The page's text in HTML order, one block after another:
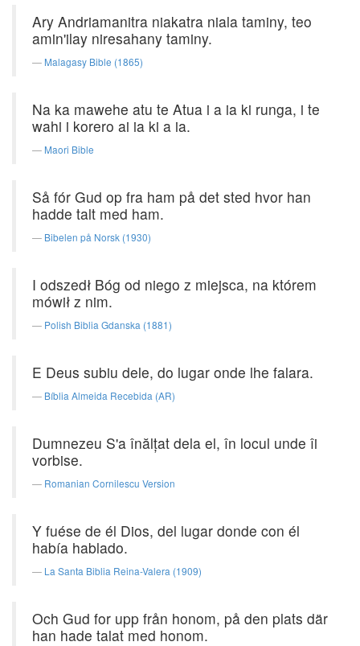
Ary Andriamanitra niakatra niala taminy, teo
amin'ilay niresahany taminy.
Malagasy Bible (1865)
Na ka mawehe atu te Atua i a ia ki runga, i te
wahi i korero ai ia ki a ia.
Maori Bible
Så fór Gud op fra ham på det sted hvor han
hadde talt med ham.
Bibelen på Norsk (1930)
I odszedł Bóg od niego z miejsca, na którem
mówił z nim.
Polish Biblia Gdanska (1881)
E Deus subiu dele, do lugar onde lhe falara.
Bíblia Almeida Recebida (AR)
Dumnezeu S'a înălţat dela el, în locul unde îi
vorbise.
Romanian Cornilescu Version
Y fuése de él Dios, del lugar donde con él
había hablado.
La Santa Biblia Reina-Valera (1909)
Och Gud for upp från honom, på den plats där
han hade talat med honom.